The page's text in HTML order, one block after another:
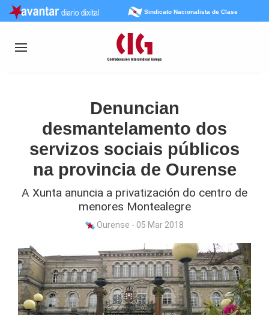
Sindicato Nacionalista de Clase
Denuncian
desmantelamento dos
servizos sociais públicos
na provincia de Ourense
A Xunta anuncia a privatización do centro de
menores Montealegre
Ourense - 05 Mar 2018